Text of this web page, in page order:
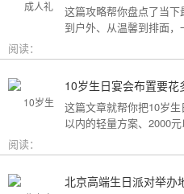
这篇攻略帮你盘点了当
到户外、从温馨到排面，
阅读：
这篇文章就帮你把10岁
以内的轻量方案、2000
阅读：